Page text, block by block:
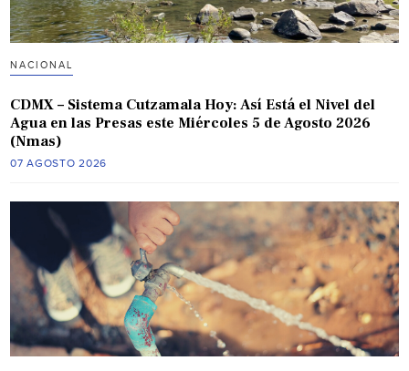
NACIONAL
CDMX – Sistema Cutzamala Hoy: Así Está el Nivel del
Agua en las Presas este Miércoles 5 de Agosto 2026
(Nmas)
07 AGOSTO 2026